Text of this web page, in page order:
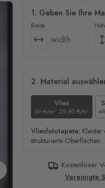
1. Geben Sie Ihre
Breite
2. Material
Vlies
37 €/m² 29,60 €/m²
Vliesfototapete:
strukturierte Oberflächen
Kostenloser
Vereinigte